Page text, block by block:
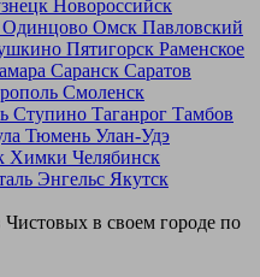
Новороссийск
Одинцово Омск Павловский
Пятигорск Раменское
Саранск Саратов
Смоленск
Ступино Таганрог Тамбов
Тюмень Улан-Удэ
Химки Челябинск
Энгельс Якутск
в своем городе по